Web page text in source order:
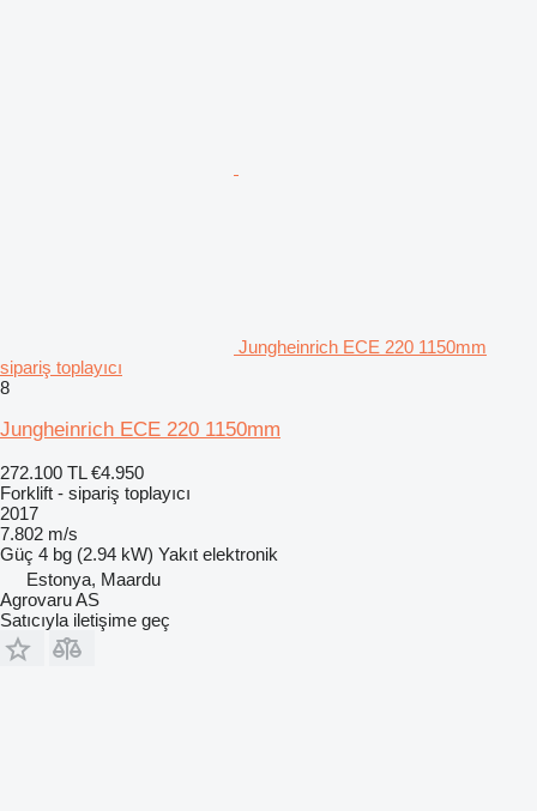
Jungheinrich ECE 220 1150mm
sipariş toplayıcı
8
Jungheinrich ECE 220 1150mm
272.100 TL €4.950
Forklift - sipariş toplayıcı
2017
7.802 m/s
Güç 4 bg (2.94 kW) Yakıt elektronik
Estonya, Maardu
Agrovaru AS
Satıcıyla iletişime geç